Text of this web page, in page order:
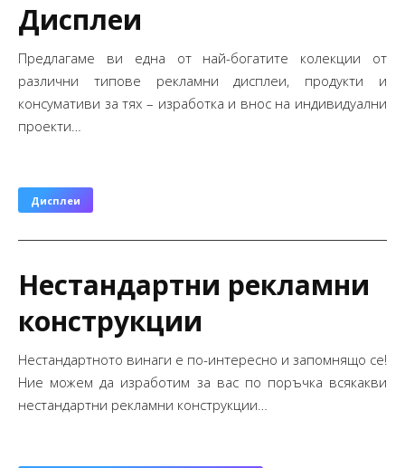
Дисплеи
Предлагаме ви една от най-богатите колекции от
различни типове рекламни дисплеи, продукти и
консумативи за тях – изработка и внос на индивидуални
проекти…
Дисплеи
Нестандартни рекламни
конструкции
Нестандартното винаги е по-интересно и запомнящо се!
Ние можем да изработим за вас по поръчка всякакви
нестандартни рекламни конструкции…